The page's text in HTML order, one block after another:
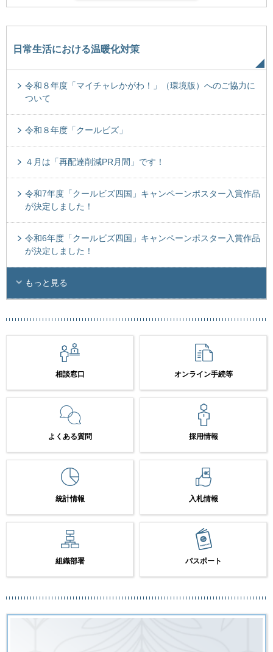
日常生活における温暖化対策
令和８年度「マイチャレかがわ！」（環境版）へのご協力に
ついて
令和８年度「クールビズ」
４月は「再配達削減PR月間」です！
令和7年度「クールビズ四国」キャンペーンポスター入賞作品
が決定しました！
令和6年度「クールビズ四国」キャンペーンポスター入賞作品
が決定しました！
もっと見る
相談窓口 オンライン手続等
よくある質問 採用情報
統計情報 入札情報
組織部署 パスポート